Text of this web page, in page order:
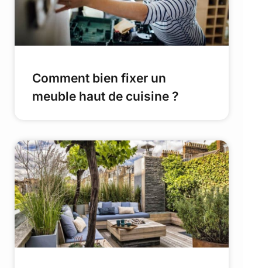
Comment bien fixer un
meuble haut de cuisine ?